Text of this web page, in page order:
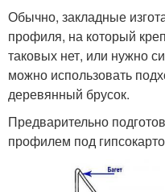
Обычно, закладные
профиля, на который
таковых нет, или нужно
можно использовать
деревянный брусок.
Предварительно
профилем под